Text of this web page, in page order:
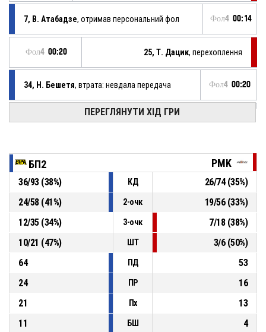
7, В. Атабадзе, отримав персональний фол Фол4 00:14
Фол4 00:20 25, Т. Дацик, перехоплення
34, Н. Бешетя, втрата: невдала передача Фол4 00:20
, підбирання у нападі
7, В. Атабадзе, трьохочковий у стрибку хибно
Фол4 00:41 51, О. Кузнець , втрата: невдала передача
21, М. Макаров , результативна передача Фол4 00:49
ПЕРЕГЛЯНУТИ ХІД ГРИ
БП2 PMK
36/93(38%) КД 26/74(35%)
24/58(41%) 2-очк 19/56(33%)
12/35(34%) 3-очк 7/18(38%)
10/21 (47%) ШТ 3/6(50%)
64
ПД
53
24
ПР
16
21
Пх
13
11
БШ
4